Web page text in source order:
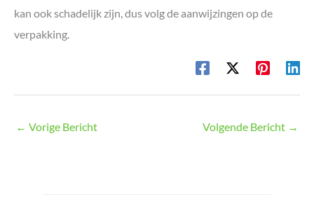
kan ook schadelijk zijn, dus volg de aanwijzingen op de
verpakking.
← Vorige Bericht Volgende Bericht →